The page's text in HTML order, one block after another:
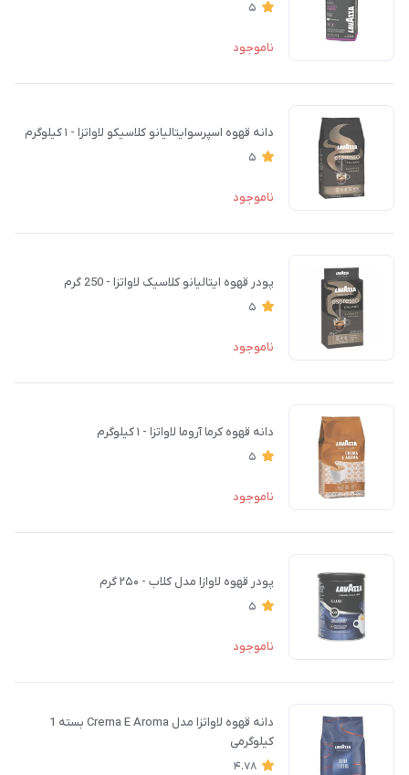
5
ناموجود
دانه قهوه اسپرسوایتالیانو کلاسیکو لاواتزا - ۱ کیلوگرم
5
ناموجود
پودر قهوه ایتالیانو کلاسیک لاواتزا - 250 گرم
5
ناموجود
دانه قهوه کرما آروما لاواتزا - ۱ کیلوگرم
5
ناموجود
پودر قهوه لاوازا مدل کلاب - ۲۵۰ گرم
5
ناموجود
دانه قهوه لاواتزا مدل Crema E Aroma بسته 1
کیلوگرمی
4.78